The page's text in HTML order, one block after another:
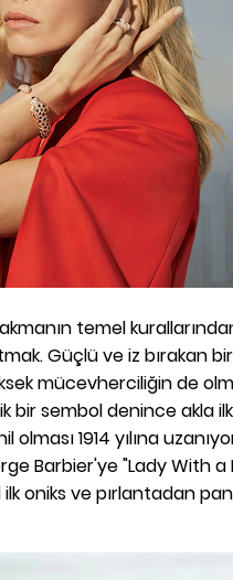
temel
Güçlü ve iz bırakan
mücevherciliğin de
bir sembol denince akla
1914 yılına
Barbier'ye "Lady With
ilk oniks ve pırlantadan